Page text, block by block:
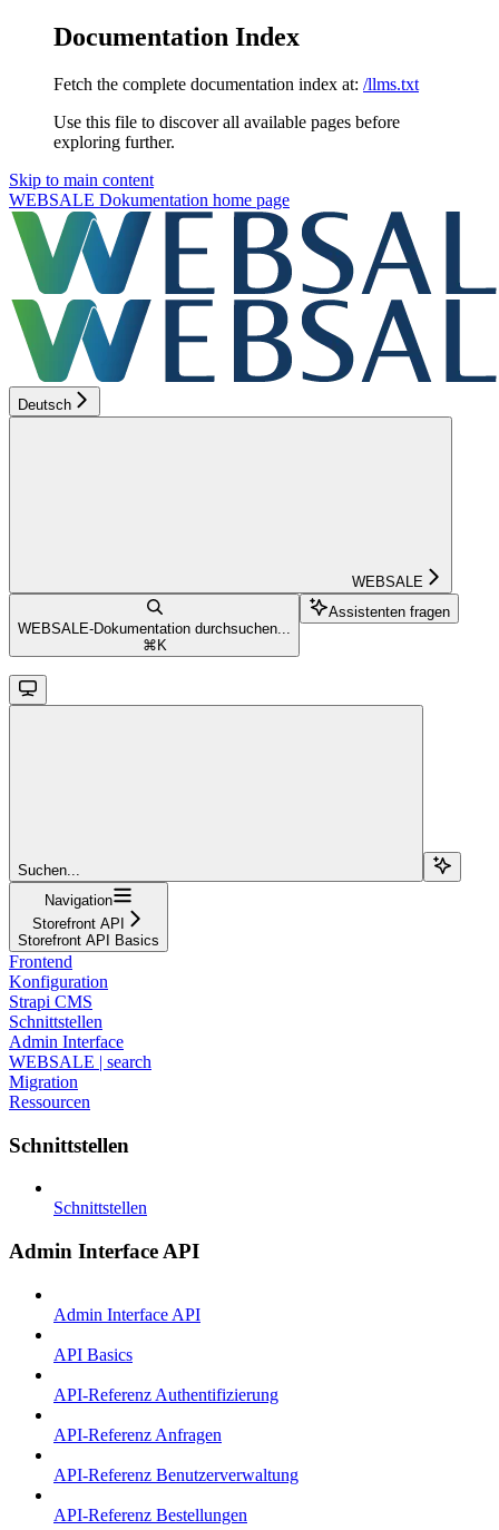
Documentation Index
Fetch the complete documentation index at: /llms.txt
Use this file to discover all available pages before
exploring further.
Skip to main content
WEBSALE Dokumentation home page
Deutsch
WEBSALE
WEBSALE-Dokumentation durchsuchen...
⌘ K
Assistenten fragen
Suchen...
Navigation
Storefront API
Storefront API Basics
Frontend
Konfiguration
Strapi CMS
Schnittstellen
Admin Interface
WEBSALE | search
Migration
Ressourcen
Schnittstellen
Schnittstellen
Admin Interface API
Admin Interface API
API Basics
API-Referenz Authentifizierung
API-Referenz Anfragen
API-Referenz Benutzerverwaltung
API-Referenz Bestellungen